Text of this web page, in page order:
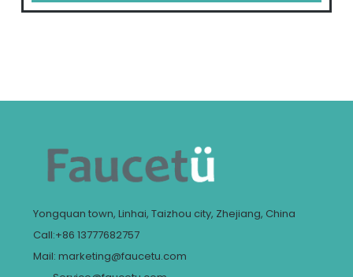
Yongquan town, Linhai, Taizhou city, Zhejiang, China
Call:+86 13777682757
Mail: marketing@faucetu.com